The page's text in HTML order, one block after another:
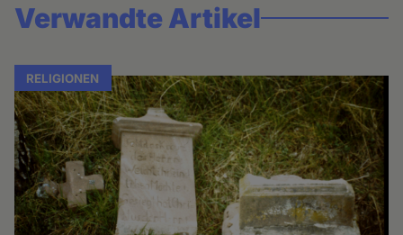
Verwandte Artikel
RELIGIONEN